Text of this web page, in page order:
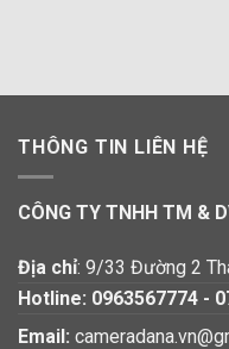
THÔNG TIN LIÊN HỆ
CÔNG TY TNHH TM &
Địa chỉ: 9/33 Đường 2
Hotline: 0963567774 -
Email: